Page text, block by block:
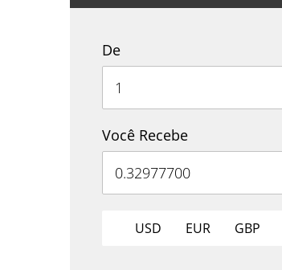
De
Você Recebe
USD EUR GBP